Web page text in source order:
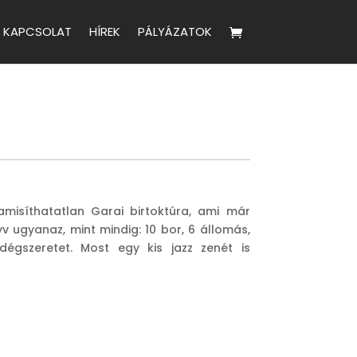
KAPCSOLAT HÍREK PÁLYÁZATOK
Garai birtoktúra, ami már
ugyanaz, mint mindig: 10 bor, 6 állomás,
Most egy kis jazz zenét is